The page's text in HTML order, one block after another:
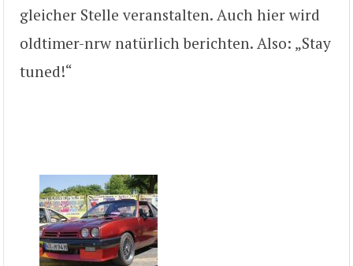
gleicher Stelle veranstalten. Auch hier wird
oldtimer-nrw natürlich berichten. Also: „Stay
tuned!“